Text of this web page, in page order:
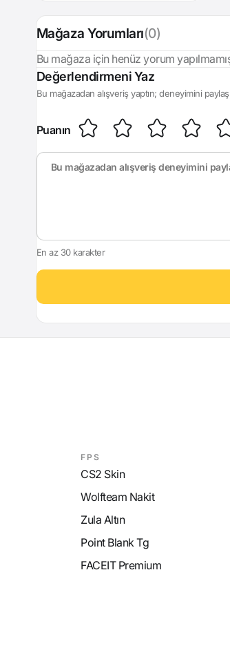
Mağaza Yorumları(0)
Bu mağaza için henüz yorum
Giriş Yap
Değerlendirmeni Yaz
Bu mağazadan alışveriş yaptın; deneyimini
Puanın
En az 30 karakter
FPS
CS2 Skin
Wolfteam Nakit
Zula Altın
Point Blank Tg
FACEIT Premium